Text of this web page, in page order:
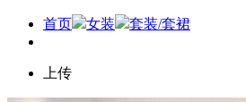
首页 女装 套装/套裙
上传